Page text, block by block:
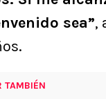
sea”,
TAMBIÉN